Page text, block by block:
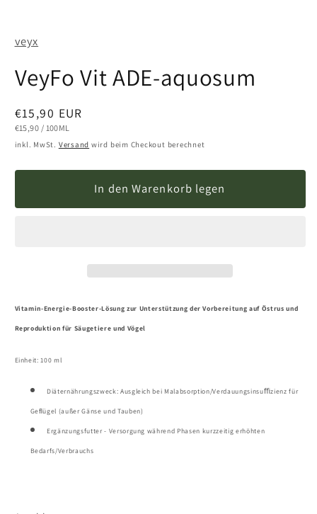
Modal
öffnen
veyx
VeyFo Vit ADE-aquosum
Normaler
Preis
€15,90 EUR
STÜCKPREIS
€15,90 / PRO
100ML
inkl. MwSt. Versand wird beim Checkout berechnet
In den Warenkorb legen
Vitamin-Energie-Booster-Lösung zur Unterstützung der Vorbereitung auf Östrus und
Reproduktion für Säugetiere und Vögel
Einheit: 100 ml
Diäternährungszweck: Ausgleich bei Malabsorption/Verdauungsinsuﬃzienz für
Geﬂügel (außer Gänse und Tauben)
Ergänzungsfutter - Versorgung während Phasen kurzzeitig erhöhten
Bedarfs/Verbrauchs